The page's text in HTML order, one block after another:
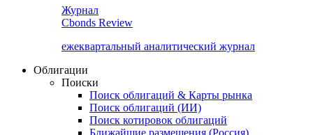
Журнал
Cbonds Review
ежеквартальный аналитический журнал
Облигации
Поиски
Поиск облигаций & Карты рынка
Поиск облигаций (ИИ)
Поиск котировок облигаций
Ближайшие размещения (Россия)